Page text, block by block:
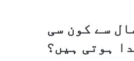
سے کون سی
ہوتی ہیں؟